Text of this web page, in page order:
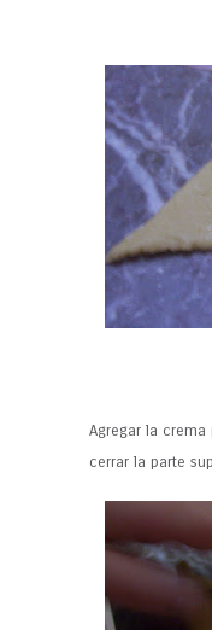
Agregar la crema
cerrar la parte